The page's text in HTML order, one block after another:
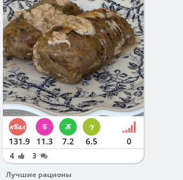
131.9 11.3 7.2 6.5 0
4
3
Лучшие рационы